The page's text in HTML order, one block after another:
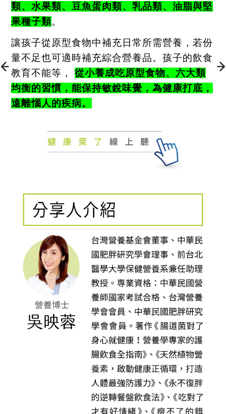
類、水果類、豆魚蛋肉類、乳品類、油脂與堅
果種子類。
讓孩子從原型食物中補充日常所需營養，若份
量不足也可適時補充綜合營養品。孩子的飲食
教育不能等，從小養成吃原型食物、六大類
均衡的習慣，能保持敏銳味覺，為健康打底，
遠離惱人的疾病。